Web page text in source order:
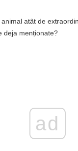
atât de
deja menționate?
ad